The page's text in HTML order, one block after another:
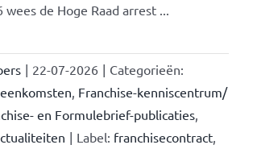
de Hoge Raad arrest ...
| 22-07-2026 | Categorieën:
Franchise-kenniscentrum/
en Formulebrief-publicaties,
| Label: franchisecontract,